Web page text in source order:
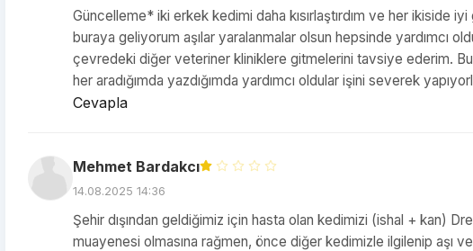
Güncelleme* iki erkek kedimi daha kısırlaştırdım ve her ikiside
buraya geliyorum aşılar yaralanmalar olsun hepsinde yardımcı
çevredeki diğer veteriner kliniklere gitmelerini tavsiye ederim.
her aradığımda yazdığımda yardımcı oldular işini severek
Cevapla
Mehmet Bardakcı
14.08.2025 14:36
Şehir dışından geldiğimiz için hasta olan kedimizi (ishal + kan)
muayenesi olmasına rağmen, önce diğer kedimizle ilgilenip aşı